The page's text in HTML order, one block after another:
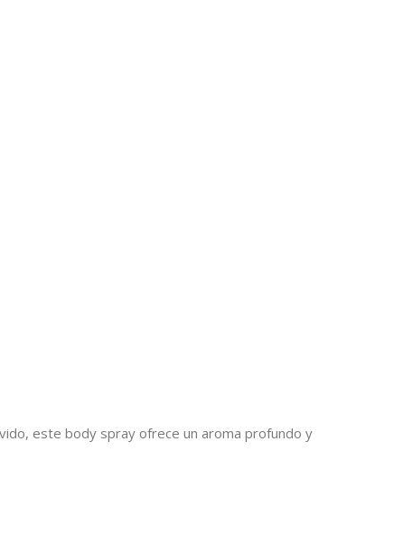
este body spray ofrece un aroma profundo y